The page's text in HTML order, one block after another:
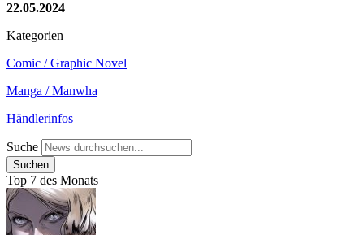
22.05.2024
Kategorien
Comic / Graphic Novel
Manga / Manwha
Händlerinfos
Suche
Top 7 des Monats